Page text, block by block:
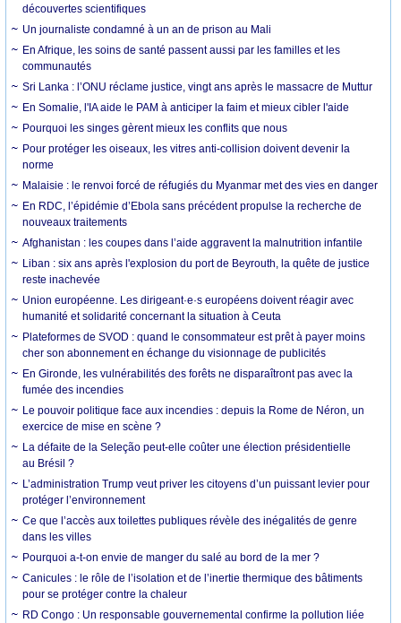
découvertes scientifiques
Un journaliste condamné à un an de prison au Mali
En Afrique, les soins de santé passent aussi par les familles et les
communautés
Sri Lanka : l’ONU réclame justice, vingt ans après le massacre de Muttur
En Somalie, l'IA aide le PAM à anticiper la faim et mieux cibler l'aide
Pourquoi les singes gèrent mieux les conflits que nous
Pour protéger les oiseaux, les vitres anti-collision doivent devenir la
norme
Malaisie : le renvoi forcé de réfugiés du Myanmar met des vies en danger
En RDC, l’épidémie d’Ebola sans précédent propulse la recherche de
nouveaux traitements
Afghanistan : les coupes dans l’aide aggravent la malnutrition infantile
Liban : six ans après l'explosion du port de Beyrouth, la quête de justice
reste inachevée
Union européenne. Les dirigeant·e·s européens doivent réagir avec
humanité et solidarité concernant la situation à Ceuta
Plateformes de SVOD : quand le consommateur est prêt à payer moins
cher son abonnement en échange du visionnage de publicités
En Gironde, les vulnérabilités des forêts ne disparaîtront pas avec la
fumée des incendies
Le pouvoir politique face aux incendies : depuis la Rome de Néron, un
exercice de mise en scène ?
La défaite de la Seleção peut-elle coûter une élection présidentielle
au Brésil ?
L’administration Trump veut priver les citoyens d’un puissant levier pour
protéger l’environnement
Ce que l’accès aux toilettes publiques révèle des inégalités de genre
dans les villes
Pourquoi a-t-on envie de manger du salé au bord de la mer ?
Canicules : le rôle de l’isolation et de l’inertie thermique des bâtiments
pour se protéger contre la chaleur
RD Congo : Un responsable gouvernemental confirme la pollution liée